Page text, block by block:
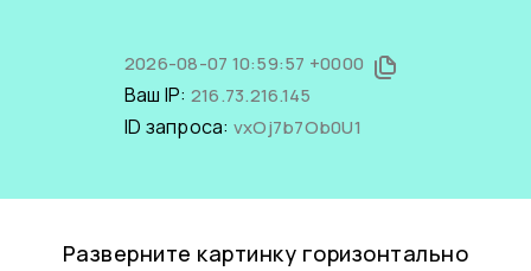
2026-08-07 10:59:57 +0000
Ваш IP: 216.73.216.145
ID запроса: vxOj7b7Ob0U1
Разверните картинку горизонтально